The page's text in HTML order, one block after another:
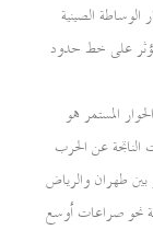
الصينية
على خط حدود
المستمر هو
الناتجة عن الحرب
بين طهران والرياض
نحو صراعات أوسع